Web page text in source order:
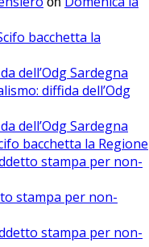
bacchetta la
dell’Odg Sardegna
diffida dell’Odg
dell’Odg Sardegna
bacchetta la Regione
stampa per non-
stampa per non-
stampa per non-